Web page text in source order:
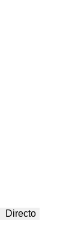
Directo